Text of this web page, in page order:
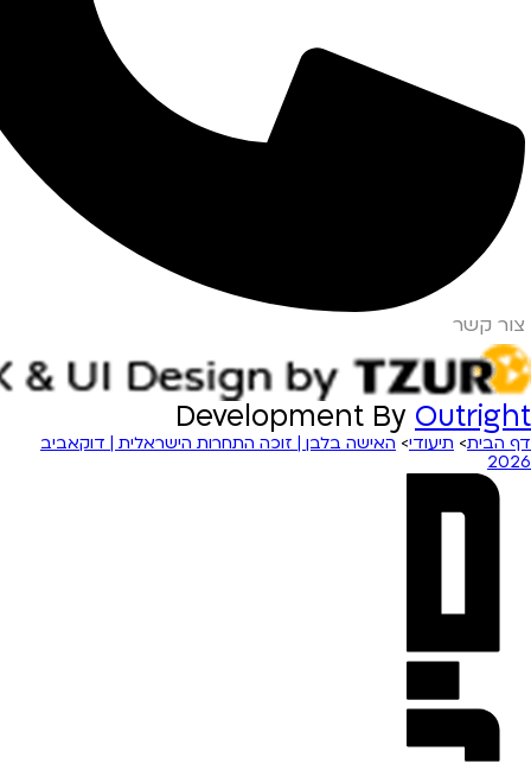
צור קשר
Development By Outright
דף הבית> תיעודי> האישה בלבן | זוכה התחרות הישראלית | דוקאביב
2026